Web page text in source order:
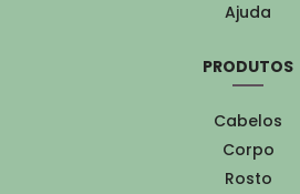
Ajuda
PRODUTOS
Cabelos
Corpo
Rosto